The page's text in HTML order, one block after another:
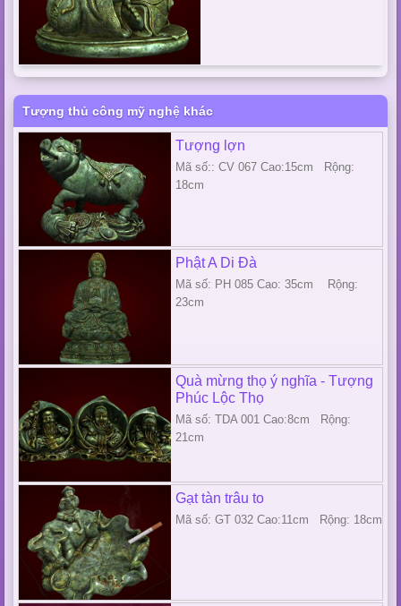
Tượng thủ công mỹ nghệ khác
Tượng lợn
Mã số:: CV 067 Cao:15cm Rộng:
18cm
Phật A Di Đà
Mã số: PH 085 Cao: 35cm Rộng:
23cm
Quà mừng thọ ý nghĩa - Tượng
Phúc Lộc Thọ
Mã số: TDA 001 Cao:8cm Rộng:
21cm
Gạt tàn trâu to
Mã số: GT 032 Cao:11cm Rộng: 18cm